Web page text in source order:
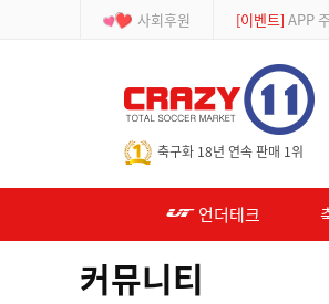
사회후원 [이벤트] APP
축구화 18년 연속 판매 1위
언더테크
커뮤니티